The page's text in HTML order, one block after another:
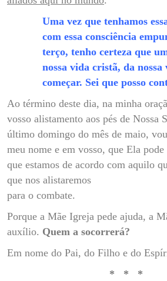
Uma vez que tenhamos
com essa consciência
terço, tenho certeza que
nossa vida cristã, da
começar. Sei que posso
Ao término deste dia, na minha
vosso alistamento aos pés de Nossa
último domingo do mês de maio,
meu nome e em vosso, que Ela
que estamos de acordo com aquilo
que nos alistaremos
para o combate.
Porque a Mãe Igreja pede ajuda, a
auxílio. Quem a socorrerá?
Em nome do Pai, do Filho e do
* * *